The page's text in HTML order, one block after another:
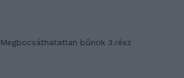
Megbocsáthatatlan bűnök 3.rész